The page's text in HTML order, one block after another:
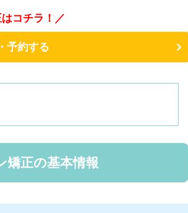
コチラ！／
予約する
矯正の基本情報